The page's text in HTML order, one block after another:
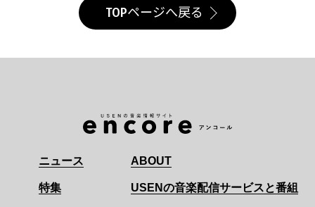
TOPページへ戻る
ニュース
特集
ABOUT
USENの音楽配信サービスと番組